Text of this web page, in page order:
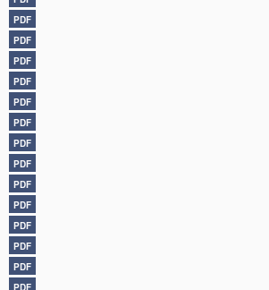
PDF
PDF
PDF
PDF
PDF
PDF
PDF
PDF
PDF
PDF
PDF
PDF
PDF
PDF